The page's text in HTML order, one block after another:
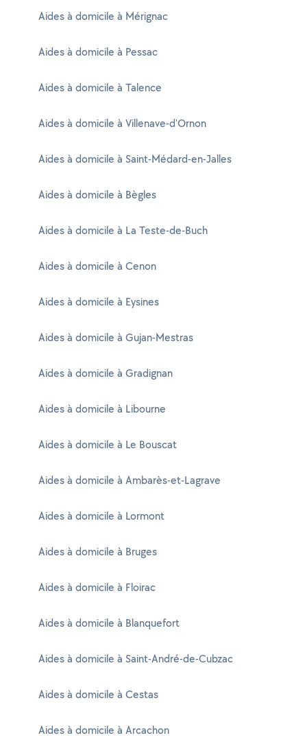
Aides à domicile à Mérignac
Aides à domicile à Pessac
Aides à domicile à Talence
Aides à domicile à Villenave-d'Ornon
Aides à domicile à Saint-Médard-en-Jalles
Aides à domicile à Bègles
Aides à domicile à La Teste-de-Buch
Aides à domicile à Cenon
Aides à domicile à Eysines
Aides à domicile à Gujan-Mestras
Aides à domicile à Gradignan
Aides à domicile à Libourne
Aides à domicile à Le Bouscat
Aides à domicile à Ambarès-et-Lagrave
Aides à domicile à Lormont
Aides à domicile à Bruges
Aides à domicile à Floirac
Aides à domicile à Blanquefort
Aides à domicile à Saint-André-de-Cubzac
Aides à domicile à Cestas
Aides à domicile à Arcachon